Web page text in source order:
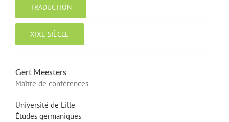
TRADUCTION
XIXE SIÈCLE
Gert Meesters
Maître de conférences
Université de Lille
Études germaniques